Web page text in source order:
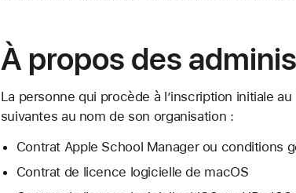
À propos des
La personne qui procède à l’inscription initiale
suivantes au nom de son organisation :
Contrat Apple School Manager ou conditions
Contrat de licence logicielle de macOS